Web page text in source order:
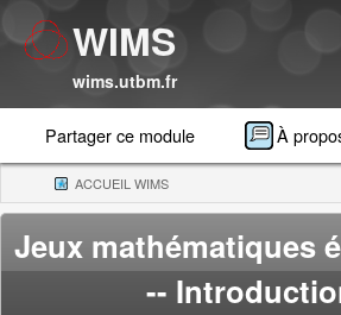
WIMS
wims.utbm.fr
Partager ce module À
ACCUEIL WIMS(CURRENT)
Jeux mathématiques
--